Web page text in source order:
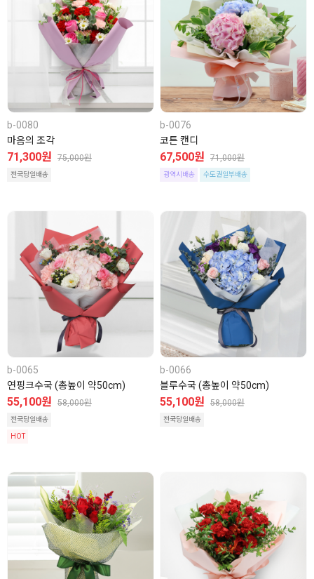
b-0080
마음의 조각
71,300원 75,000원
전국당일배송
b-0076
코튼 캔디
67,500원 71,000원
광역시배송 수도권일부배송
b-0065
연핑크수국 (총높이 약50cm)
55,100원 58,000원
전국당일배송
HOT
b-0066
블루수국 (총높이 약50cm)
55,100원 58,000원
전국당일배송